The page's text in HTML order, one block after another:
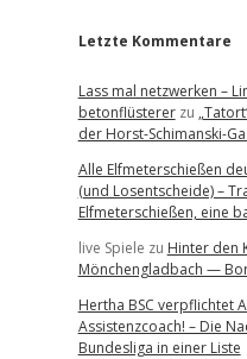
Letzte Kommentare
Lass mal netzwerken –
betonflüstererzu
der Horst-Schimanski-
Alle Elfmeterschießen
(und Losentscheide) –
Elfmeterschießen, eine
live Spiele zu Hinter den
Mönchengladbach —
Hertha BSC verpflichtet
Assistenzcoach! – Die
Bundesliga in einer Liste